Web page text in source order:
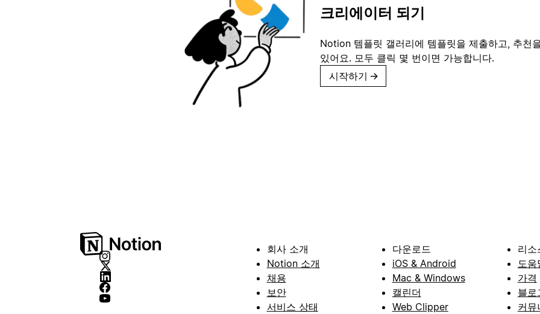
크리에이터 되기
Notion 템플릿 갤러리에 템플릿을 제출하고, 추천
있어요. 모두 클릭 몇 번이면 가능합니다.
시작하기 →
회사 소개
Notion 소개
채용
보안
서비스 상태
다운로드
iOS & Android
Mac & Windows
캘린더
Web Clipper
리소
도움
가격
블로
커뮤